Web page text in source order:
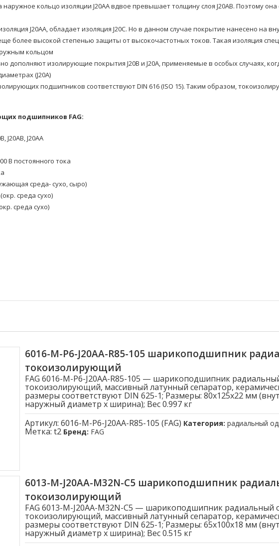
кольцо изоляции J20AA вдвое превышает толщину слоя J20AB. Поэтому
J20AA, обладает изоляция J20C. Но в данном случае покрытие нанесено на
более высокой степенью защиты от высокочастотных токов. Такая изоляция
кольцом
дополняют изолирующие покрытия J20B и J20A, применяемые в особых случаях,
(J20A)
подшипников соответствуют DIN 616 (ISO 15). Таким образом,
подшипников FAG:
J20AB, J20AA
В постоянного тока
среда- сухо, сыро)
среда сухо)
среда сухо)
6016-M-P6-J20AA-R85-105 шарикоподшипник
токоизолирующий
FAG 6016-M-P6-J20AA-R85-105 — шарикоподшипник
токоизолирующий, массивный латунный сепаратор,
размеры соответствуют DIN 625-1; Размеры: 80x125x22 мм
наружный диаметр x ширина); Вес 0.997 кг
Артикул: 6016-M-P6-J20AA-R85-105 (FAG) Категория: радиальный
Метка: t2 Бренд: FAG
6013-M-J20AA-M32N-C5 шарикоподшипник
токоизолирующий
FAG 6013-M-J20AA-M32N-C5 — шарикоподшипник радиальный
токоизолирующий, массивный латунный сепаратор,
размеры соответствуют DIN 625-1; Размеры: 65x100x18 мм
наружный диаметр x ширина); Вес 0.515 кг